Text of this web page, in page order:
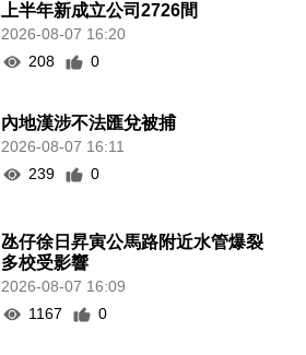
上半年新成立公司2726間
2026-08-07 16:20
208
0
內地漢涉不法匯兌被捕
2026-08-07 16:11
239
0
氹仔徐日昇寅公馬路附近水管爆裂
多校受影響
2026-08-07 16:09
1167
0